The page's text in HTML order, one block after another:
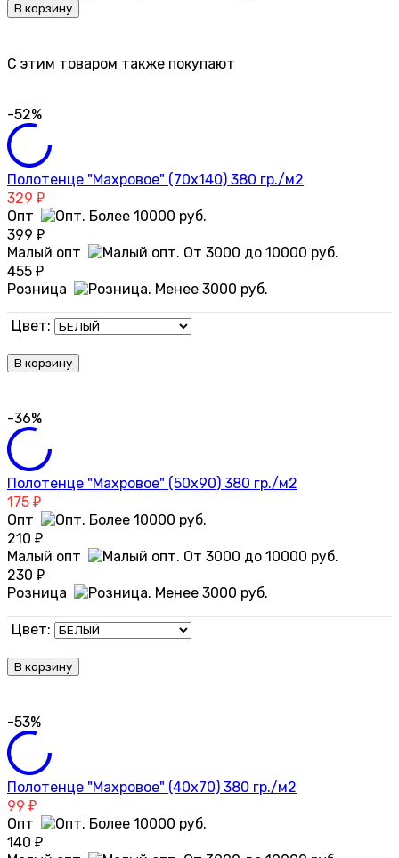
В корзину
C этим товаром также покупают
-52%
Полотенце "Махровое" (70х140) 380 гр./м2
329 ₽
Опт
399 ₽
Малый опт
455 ₽
Розница
Цвет:
В корзину
-36%
Полотенце "Махровое" (50х90) 380 гр./м2
175 ₽
Опт
210 ₽
Малый опт
230 ₽
Розница
Цвет:
В корзину
-53%
Полотенце "Махровое" (40х70) 380 гр./м2
99 ₽
Опт
140 ₽